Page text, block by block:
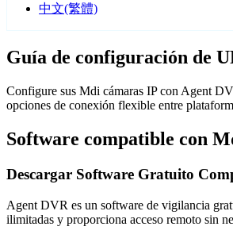
中文(繁體)
Guía de configuración de
Configure sus Mdi cámaras IP con Agent
opciones de conexión flexible entre
Software compatible con
Descargar Software Gratuito
Agent DVR es un software de vigilancia
ilimitadas y proporciona acceso remoto sin